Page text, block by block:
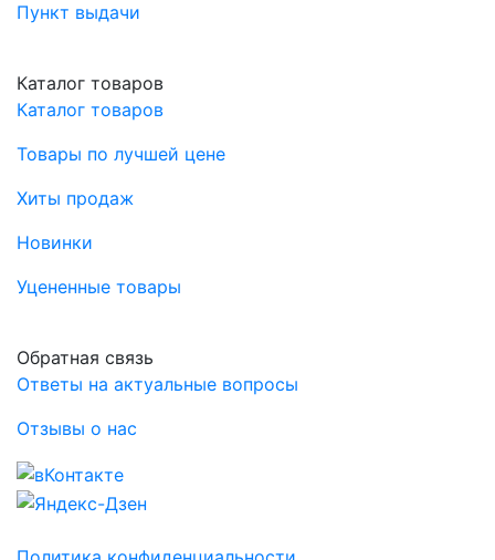
Пункт выдачи
Каталог товаров
Каталог товаров
Товары по лучшей цене
Хиты продаж
Новинки
Уцененные товары
Обратная связь
Ответы на актуальные вопросы
Отзывы о нас